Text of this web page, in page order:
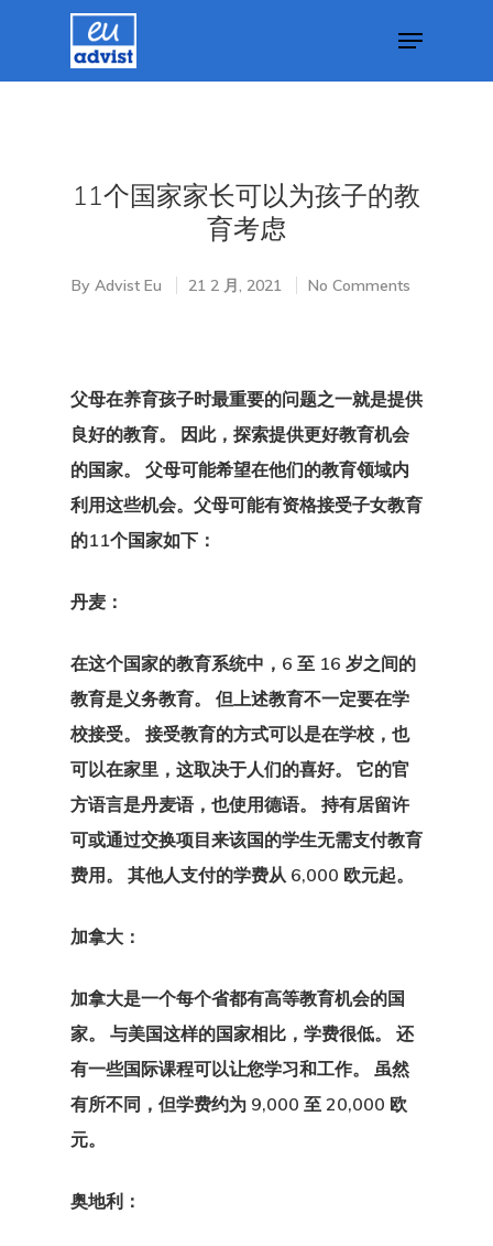
11个国家家长可以为孩子的教
育考虑
By Advist Eu 21 2 月, 2021 No Comments
父母在养育孩子时最重要的问题之一就是提供
良好的教育。 因此，探索提供更好教育机会
的国家。 父母可能希望在他们的教育领域内
利用这些机会。 父母可能有资格接受子女教育
的11个国家如下：
丹麦：
在这个国家的教育系统中，6 至 16 岁之间的
教育是义务教育。 但上述教育不一定要在学
校接受。 接受教育的方式可以是在学校，也
可以在家里，这取决于人们的喜好。 它的官
方语言是丹麦语，也使用德语。 持有居留许
可或通过交换项目来该国的学生无需支付教育
费用。 其他人支付的学费从 6,000 欧元起。
加拿大：
加拿大是一个每个省都有高等教育机会的国
家。 与美国这样的国家相比，学费很低。 还
有一些国际课程可以让您学习和工作。 虽然
有所不同，但学费约为 9,000 至 20,000 欧
元。
奥地利：